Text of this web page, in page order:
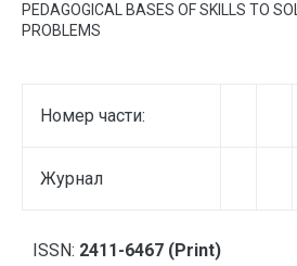
PEDAGOGICAL BASES OF SKILLS TO
PROBLEMS
Номер части:
Журнал
ISSN: 2411-6467 (Print)